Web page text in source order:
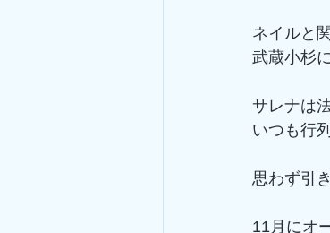
ネイルと
武蔵小杉
サレナは
いつも行
思わず引
11月にオ